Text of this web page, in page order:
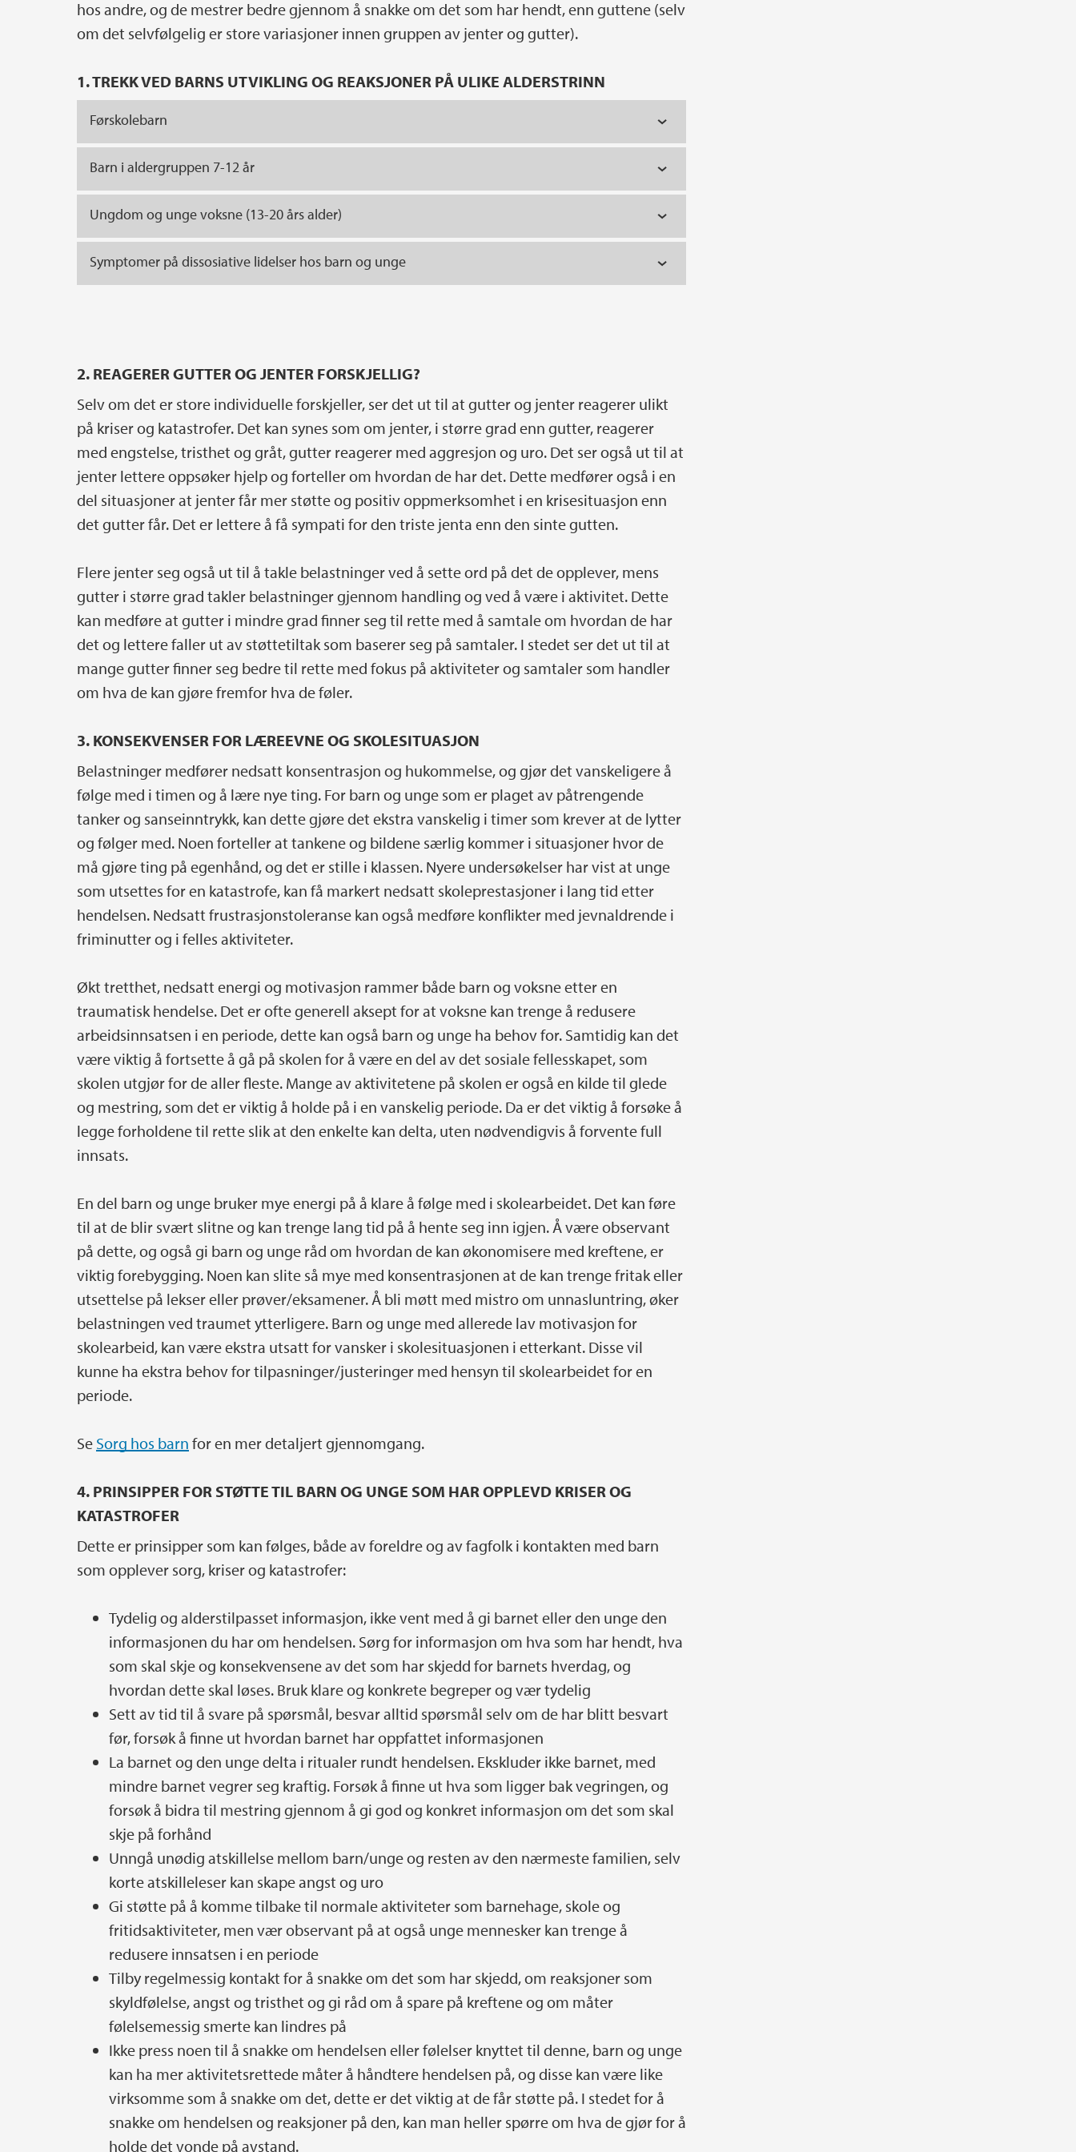
hos andre, og de mestrer bedre gjennom å snakke om det som har hendt, enn guttene (selv
om det selvfølgelig er store variasjoner innen gruppen av jenter og gutter).
1. TREKK VED BARNS UTVIKLING OG REAKSJONER PÅ ULIKE ALDERSTRINN
Førskolebarn
Barn i aldergruppen 7-12 år
Ungdom og unge voksne (13-20 års alder)
Symptomer på dissosiative lidelser hos barn og unge
2. REAGERER GUTTER OG JENTER FORSKJELLIG?
Selv om det er store individuelle forskjeller, ser det ut til at gutter og jenter reagerer ulikt
på kriser og katastrofer. Det kan synes som om jenter, i større grad enn gutter, reagerer
med engstelse, tristhet og gråt, gutter reagerer med aggresjon og uro. Det ser også ut til at
jenter lettere oppsøker hjelp og forteller om hvordan de har det. Dette medfører også i en
del situasjoner at jenter får mer støtte og positiv oppmerksomhet i en krisesituasjon enn
det gutter får. Det er lettere å få sympati for den triste jenta enn den sinte gutten.
Flere jenter seg også ut til å takle belastninger ved å sette ord på det de opplever, mens
gutter i større grad takler belastninger gjennom handling og ved å være i aktivitet. Dette
kan medføre at gutter i mindre grad finner seg til rette med å samtale om hvordan de har
det og lettere faller ut av støttetiltak som baserer seg på samtaler. I stedet ser det ut til at
mange gutter finner seg bedre til rette med fokus på aktiviteter og samtaler som handler
om hva de kan gjøre fremfor hva de føler.
3. KONSEKVENSER FOR LÆREEVNE OG SKOLESITUASJON
Belastninger medfører nedsatt konsentrasjon og hukommelse, og gjør det vanskeligere å
følge med i timen og å lære nye ting. For barn og unge som er plaget av påtrengende
tanker og sanseinntrykk, kan dette gjøre det ekstra vanskelig i timer som krever at de lytter
og følger med. Noen forteller at tankene og bildene særlig kommer i situasjoner hvor de
må gjøre ting på egenhånd, og det er stille i klassen. Nyere undersøkelser har vist at unge
som utsettes for en katastrofe, kan få markert nedsatt skoleprestasjoner i lang tid etter
hendelsen. Nedsatt frustrasjonstoleranse kan også medføre konflikter med jevnaldrende i
friminutter og i felles aktiviteter.
Økt tretthet, nedsatt energi og motivasjon rammer både barn og voksne etter en
traumatisk hendelse. Det er ofte generell aksept for at voksne kan trenge å redusere
arbeidsinnsatsen i en periode, dette kan også barn og unge ha behov for. Samtidig kan det
være viktig å fortsette å gå på skolen for å være en del av det sosiale fellesskapet, som
skolen utgjør for de aller fleste. Mange av aktivitetene på skolen er også en kilde til glede
og mestring, som det er viktig å holde på i en vanskelig periode. Da er det viktig å forsøke å
legge forholdene til rette slik at den enkelte kan delta, uten nødvendigvis å forvente full
innsats.
En del barn og unge bruker mye energi på å klare å følge med i skolearbeidet. Det kan føre
til at de blir svært slitne og kan trenge lang tid på å hente seg inn igjen. Å være observant
på dette, og også gi barn og unge råd om hvordan de kan økonomisere med kreftene, er
viktig forebygging. Noen kan slite så mye med konsentrasjonen at de kan trenge fritak eller
utsettelse på lekser eller prøver/eksamener. Å bli møtt med mistro om unnasluntring, øker
belastningen ved traumet ytterligere. Barn og unge med allerede lav motivasjon for
skolearbeid, kan være ekstra utsatt for vansker i skolesituasjonen i etterkant. Disse vil
kunne ha ekstra behov for tilpasninger/justeringer med hensyn til skolearbeidet for en
periode.
Se Sorg hos barn for en mer detaljert gjennomgang.
4. PRINSIPPER FOR STØTTE TIL BARN OG UNGE SOM HAR OPPLEVD KRISER OG
KATASTROFER
Dette er prinsipper som kan følges, både av foreldre og av fagfolk i kontakten med barn
som opplever sorg, kriser og katastrofer:
Tydelig og alderstilpasset informasjon, ikke vent med å gi barnet eller den unge den
informasjonen du har om hendelsen. Sørg for informasjon om hva som har hendt, hva
som skal skje og konsekvensene av det som har skjedd for barnets hverdag, og
hvordan dette skal løses. Bruk klare og konkrete begreper og vær tydelig
Sett av tid til å svare på spørsmål, besvar alltid spørsmål selv om de har blitt besvart
før, forsøk å finne ut hvordan barnet har oppfattet informasjonen
La barnet og den unge delta i ritualer rundt hendelsen. Ekskluder ikke barnet, med
mindre barnet vegrer seg kraftig. Forsøk å finne ut hva som ligger bak vegringen, og
forsøk å bidra til mestring gjennom å gi god og konkret informasjon om det som skal
skje på forhånd
Unngå unødig atskillelse mellom barn/unge og resten av den nærmeste familien, selv
korte atskilleleser kan skape angst og uro
Gi støtte på å komme tilbake til normale aktiviteter som barnehage, skole og
fritidsaktiviteter, men vær observant på at også unge mennesker kan trenge å
redusere innsatsen i en periode
Tilby regelmessig kontakt for å snakke om det som har skjedd, om reaksjoner som
skyldfølelse, angst og tristhet og gi råd om å spare på kreftene og om måter
følelsemessig smerte kan lindres på
Ikke press noen til å snakke om hendelsen eller følelser knyttet til denne, barn og unge
kan ha mer aktivitetsrettede måter å håndtere hendelsen på, og disse kan være like
virksomme som å snakke om det, dette er det viktig at de får støtte på. I stedet for å
snakke om hendelsen og reaksjoner på den, kan man heller spørre om hva de gjør for å
holde det vonde på avstand.